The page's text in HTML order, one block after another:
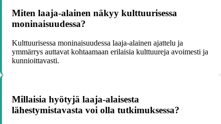
Miten laaja-alainen näkyy kulttuurisessa
moninaisuudessa?
Kulttuurisessa moninaisuudessa laaja-alainen ajattelu ja
ymmärrys auttavat kohtaamaan erilaisia kulttuureja avoimesti ja
kunnioittavasti.
Millaisia hyötyjä laaja-alaisesta
lähestymistavasta voi olla tutkimuksessa?